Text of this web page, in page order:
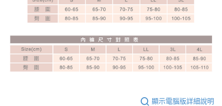
顯示電腦版詳細說明